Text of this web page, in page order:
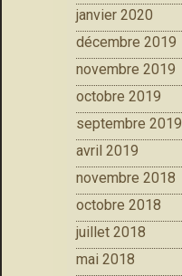
janvier 2020
décembre 2019
novembre 2019
octobre 2019
septembre 2019
avril 2019
novembre 2018
octobre 2018
juillet 2018
mai 2018